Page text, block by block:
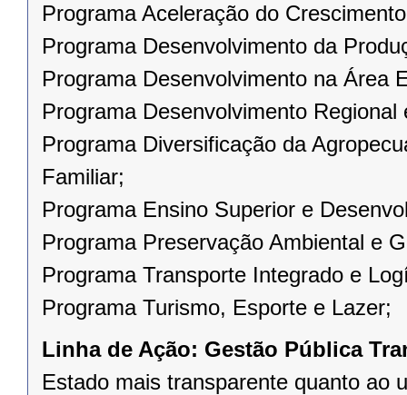
Programa Aceleração do
Programa Desenvolvimento da
Programa Desenvolvimento na Área
Programa Desenvolvimento Regional
Programa Diversificação da
Familiar;
Programa Ensino Superior e
Programa Preservação Ambiental e
Programa Transporte Integrado e
Programa Turismo, Esporte e Lazer;
Linha de Ação: Gestão Pública
Estado mais transparente quanto ao